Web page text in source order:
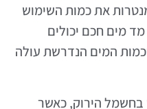
את כמות השימוש
מים חכם יכולים
המים הנדרשת עולה
בחשמל הירוק, כאשר